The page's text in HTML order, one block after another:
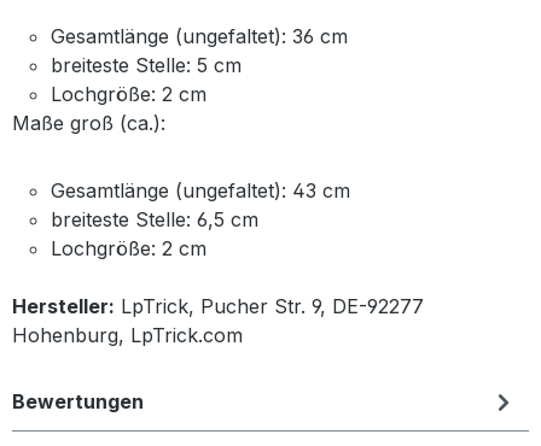
Gesamtlänge (ungefaltet): 36 cm
breiteste Stelle: 5 cm
Lochgröße: 2 cm
Maße groß (ca.):
Gesamtlänge (ungefaltet): 43 cm
breiteste Stelle: 6,5 cm
Lochgröße: 2 cm
Hersteller: LpTrick, Pucher Str. 9, DE-92277
Hohenburg, LpTrick.com
Bewertungen